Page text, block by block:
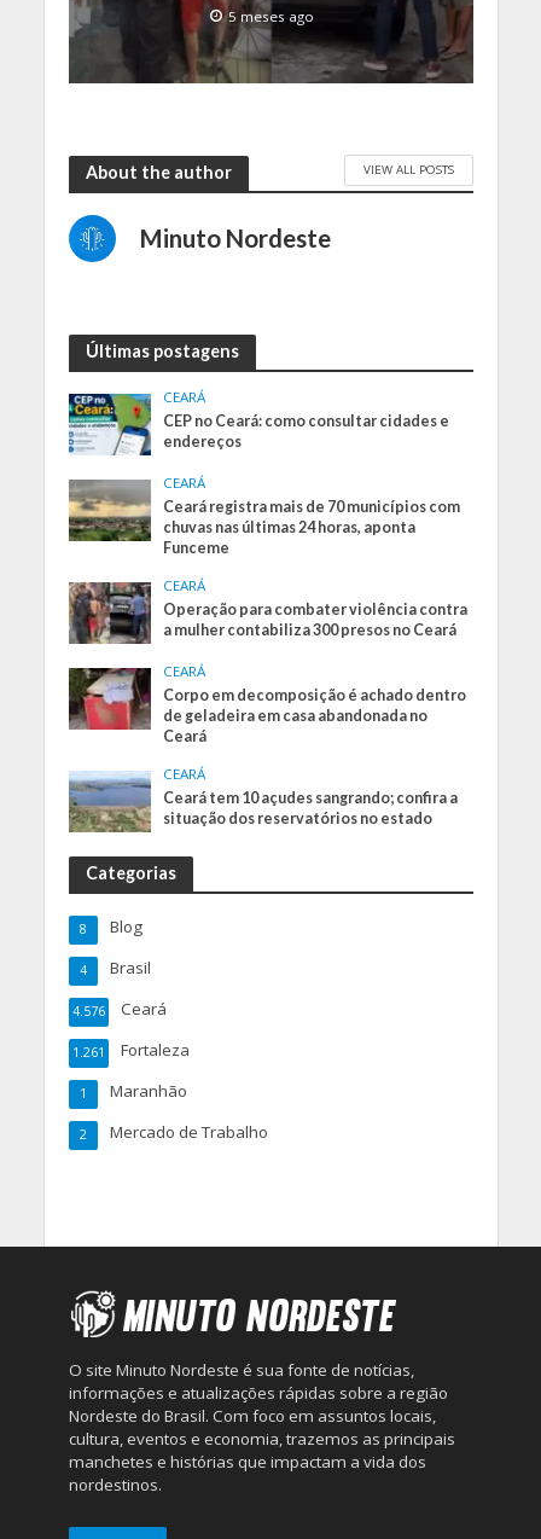
5 meses ago
About the author VIEW ALL POSTS
Minuto Nordeste
Últimas postagens
CEARÁ
CEP no Ceará: como consultar cidades e
endereços
CEARÁ
Ceará registra mais de 70 municípios com
chuvas nas últimas 24 horas, aponta
Funceme
CEARÁ
Operação para combater violência contra
a mulher contabiliza 300 presos no Ceará
CEARÁ
Corpo em decomposição é achado dentro
de geladeira em casa abandonada no
Ceará
CEARÁ
Ceará tem 10 açudes sangrando; confira a
situação dos reservatórios no estado
Categorias
Blog
8
Brasil
4
Ceará
4.576
Fortaleza
1.261
Maranhão
1
Mercado de Trabalho
2
O site Minuto Nordeste é sua fonte de notícias,
informações e atualizações rápidas sobre a região
Nordeste do Brasil. Com foco em assuntos locais,
cultura, eventos e economia, trazemos as principais
manchetes e histórias que impactam a vida dos
nordestinos.